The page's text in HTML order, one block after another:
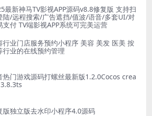
最新神马TV影视APP源码v8.8修复版 支持扫
陆/远程搜索/广告遮挡/值波/语音/多套UI/对
支付 TV端影视APP系统可完美运营
业门店服务预约小程序 美容 美发 医美 按
行业的在线预约管理
热门游戏源码打螺丝最新版1.2.0Cocos crea
版独立版去水印小程序4.0源码